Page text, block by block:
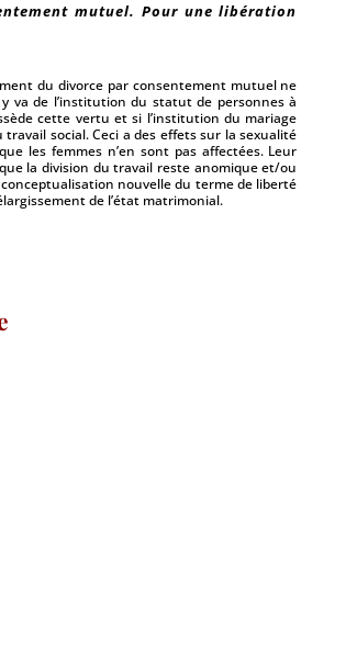
mutuel. Pour une libération
du divorce par consentement mutuel ne
va de l’institution du statut de personnes à
cette vertu et si l’institution du mariage
social. Ceci a des effets sur la sexualité
les femmes n’en sont pas affectées. Leur
la division du travail reste anomique et/ou
nouvelle du terme de liberté
de l’état matrimonial.